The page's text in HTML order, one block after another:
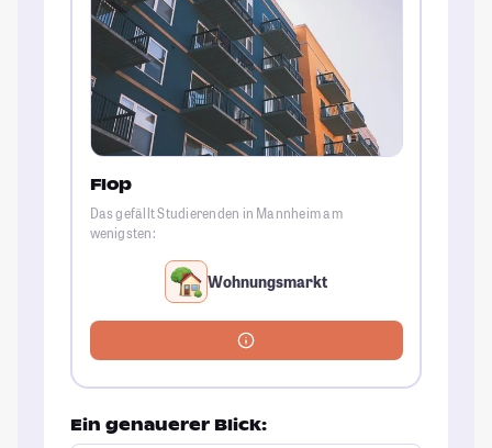
Flop
Das gefällt Studierenden in Mannheim am
wenigsten:
Wohnungsmarkt
Ein genauerer Blick: